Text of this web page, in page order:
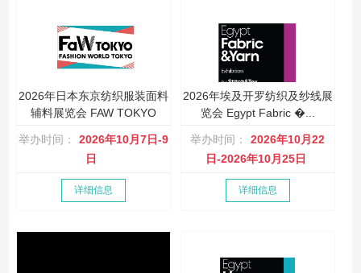
2026年日本东京纺织服装面料
辅料展览会 FAW TOKYO
举办时间：
2026年10月7日-9
日
详细信息
2026年埃及开罗纺织及纱线展
览会 Egypt Fabric �...
举办时间：
2026年10月22
日-2026年10月25日
详细信息